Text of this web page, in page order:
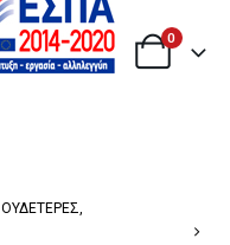
0
ΟΥΔΕΤΕΡΕΣ